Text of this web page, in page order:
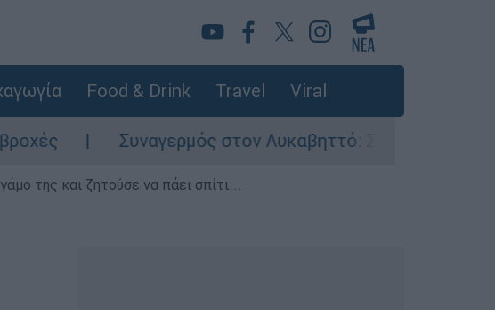
Food & Drink Travel Viral
Συναγερμός στον Λυκαβηττό: Σορός σε προχωρημένη
της και ζητούσε να πάει σπίτι...